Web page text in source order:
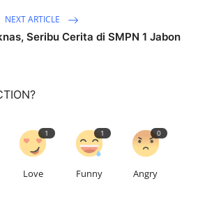
NEXT ARTICLE
Seribu Cerita di SMPN 1 Jabon
1
Love
1
Funny
0
Angry